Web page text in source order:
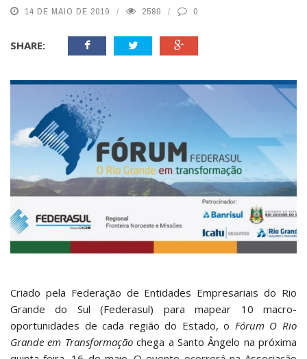
14 DE MAIO DE 2019 2589 0
SHARE:
Criado pela Federação de Entidades Empresariais do Rio
Grande do Sul (Federasul) para mapear 10 macro-
oportunidades de cada região do Estado, o Fórum O Rio
Grande em Transformaçãochega a Santo Ângelo na próxima